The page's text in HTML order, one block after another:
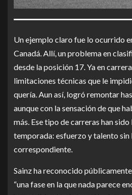
Un ejemplo claro fue lo ocurrido
Canadá. Allí, un problema en
desde la posición 17. Ya en
limitaciones técnicas que le
quería. Aun así, logró remontar
aunque con la sensación de que
más. Ese tipo de carreras han
temporada: esfuerzo y talento sin
correspondiente.
Sainz ha reconocido
“una fase en la que nada parece